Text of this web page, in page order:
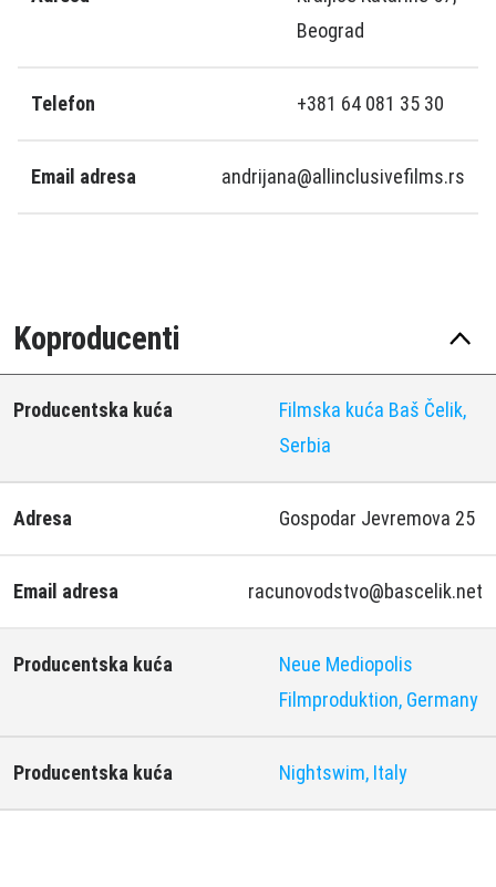
Beograd
Telefon +381 64 081 35 30
Email adresa andrijana@allinclusivefilms.rs
Koproducenti
Producentska kuća
Filmska kuća Baš Čelik,
Serbia
Adresa Gospodar Jevremova 25
Email adresa racunovodstvo@bascelik.net
Producentska kuća
Neue Mediopolis
Filmproduktion, Germany
Producentska kuća Nightswim, Italy